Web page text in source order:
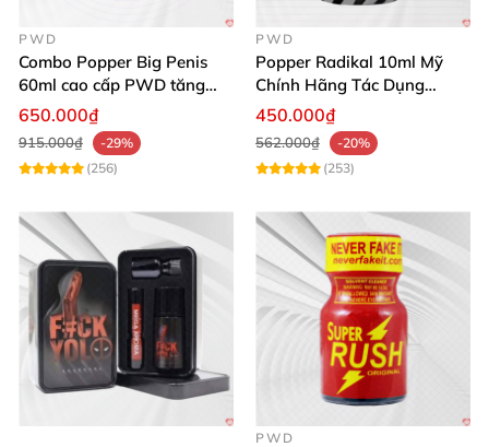
PWD
Combo Popper Big Penis
60ml cao cấp PWD tăng
khoái cảm Top Bot
650.000₫
915.000₫
-29%
(256)
PWD
Popper Radikal 10ml Mỹ
Chính Hãng Tác Dụng
Mạnh Dịu Êm
450.000₫
562.000₫
-20%
(253)
PWD